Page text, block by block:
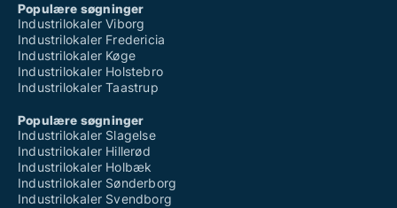
Populære søgninger
Industrilokaler Viborg
Industrilokaler Fredericia
Industrilokaler Køge
Industrilokaler Holstebro
Industrilokaler Taastrup
Populære søgninger
Industrilokaler Slagelse
Industrilokaler Hillerød
Industrilokaler Holbæk
Industrilokaler Sønderborg
Industrilokaler Svendborg